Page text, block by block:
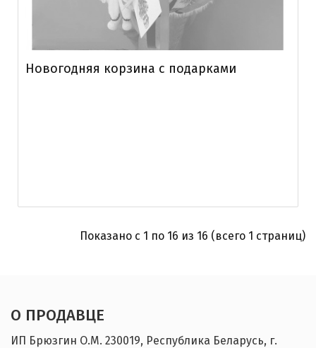
Новогодняя корзина с подарками
Показано с 1 по 16 из 16 (всего 1 страниц)
О ПРОДАВЦЕ
ИП Брюзгин О.М. 230019, Республика Беларусь, г.